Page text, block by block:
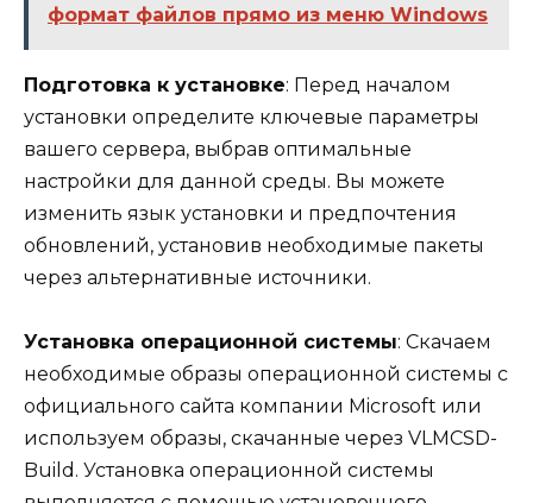
формат файлов прямо из меню Windows
Подготовка к установке: Перед началом
установки определите ключевые параметры
вашего сервера, выбрав оптимальные
настройки для данной среды. Вы можете
изменить язык установки и предпочтения
обновлений, установив необходимые пакеты
через альтернативные источники.
Установка операционной системы: Скачаем
необходимые образы операционной системы с
официального сайта компании Microsoft или
используем образы, скачанные через VLMCSD-
Build. Установка операционной системы